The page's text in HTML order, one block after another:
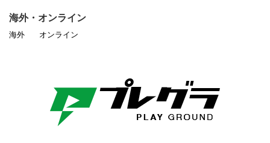
海外・オンライン
海外 オンライン